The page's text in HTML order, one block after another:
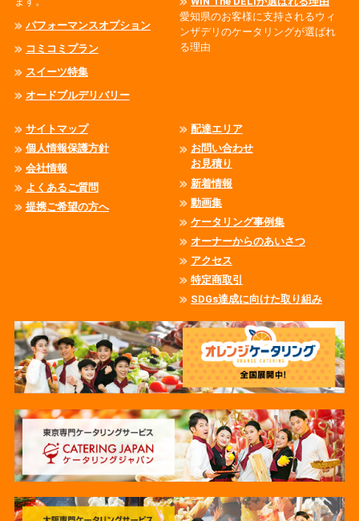
パフォーマンスオプション
コミコミプラン
スイーツ特集
オードブルデリバリー
愛知県のお客様に支持されるウィ
ンザデリのケータリングが選ばれ
る理由
サイトマップ
個人情報保護方針
会社情報
よくあるご質問
提携ご希望の方へ
配達エリア
お問い合わせ
お見積り
新着情報
動画集
ケータリング事例集
オーナーからのあいさつ
アクセス
特定商取引
SDGs達成に向けた取り組み